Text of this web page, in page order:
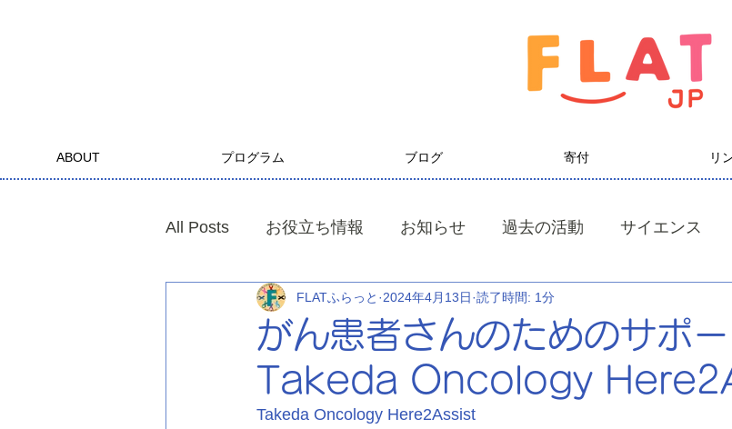
ABOUT プログラム ブログ 寄付 リ
All Posts お役立ち情報 お知らせ 過去の活動 サイエンス
がん患者さんのためのサポー
Takeda Oncology
FLATふらっと 2024年4月13日 読了時間: 1分
Takeda Oncology Here2Assist